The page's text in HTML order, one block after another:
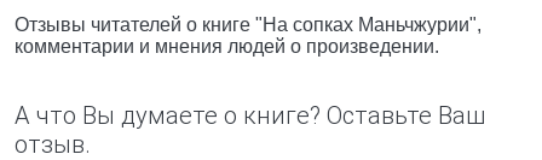
Отзывы читателей о книге "На сопках Маньчжурии",
комментарии и мнения людей о произведении.
А что Вы думаете о книге? Оставьте Ваш
отзыв.